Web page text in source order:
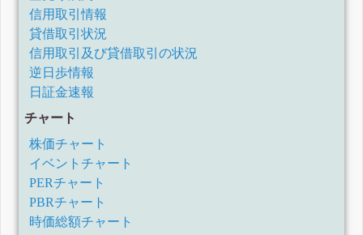
信用取引情報
貸借取引状況
信用取引及び貸借取引の状況
逆日歩情報
日証金速報
チャート
株価チャート
イベントチャート
PERチャート
PBRチャート
時価総額チャート